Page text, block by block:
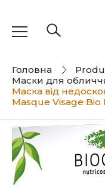
Головна
Маски для
Маска від
Masque Visage Bio